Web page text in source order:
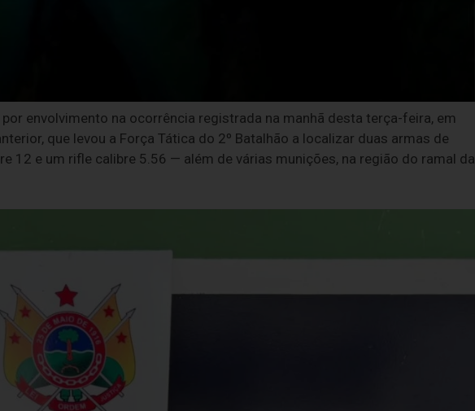
envolvimento na ocorrência registrada na manhã desta terça-feira, em
que levou a Força Tática do 2º Batalhão a localizar duas armas de
12 e um rifle calibre 5.56 — além de várias munições, na região do ramal da